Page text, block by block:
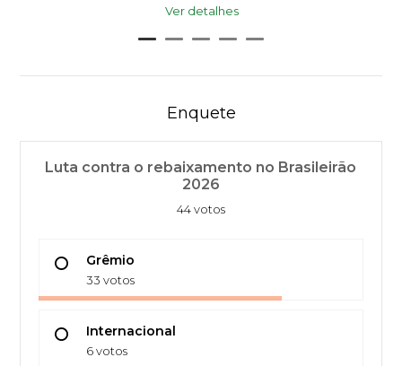
Ver detalhes
Enquete
Luta contra o rebaixamento no Brasileirão
2026
44 votos
Grêmio
33 votos
Internacional
6 votos